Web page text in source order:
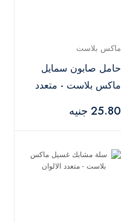
ماكس بلاست
حامل صابون سمايل
ماكس بلاست - متعدد
25.80 جنيه